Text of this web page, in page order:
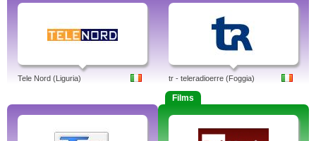
Tele Nord (Liguria) tr - teleradioerre (Foggia)
Films